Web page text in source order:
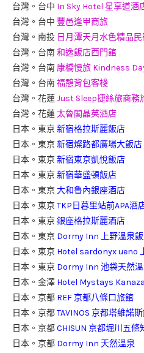
台灣。台中 In Sky Hotel 星享道酒
台灣。台中 豐邑逢甲商旅
台灣。南投 日月潭天月水色精品民
台灣。台南和逸飯店西門館
台灣。台南 康橋慢旅 Kindness
台灣。台南福憩背包客棧
台灣。花蓮Just Sleep捷絲旅商務
台灣。花蓮太魯閣晶英酒店
日本。東京新宿格拉斯麗飯店
日本。東京新宿燦路都廣場大飯店
日本。東京新宿東京凱悅飯店
日本。東京新宿華盛頓飯店
日本。東京大和魯內銀座酒店
日本。東京TKP日暮里站前APA酒
日本。東京銀座格拉斯麗酒店
日本。東京 Dormy Inn 上野溫泉
日本。東京 Hotel sardonyx ueno
日本。東京 Dormy Inn 池袋天然
日本。金澤 Hotel Mystays
日本。京都 REF 京都八條口旅館
日本。京都TAVINOS 京都塔維諾
日本。京都CHISUN 京都堀川五條
日本。京都 Dormy Inn 天然溫泉